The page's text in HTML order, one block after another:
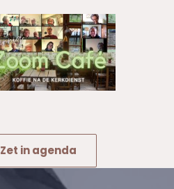
Zet in agenda